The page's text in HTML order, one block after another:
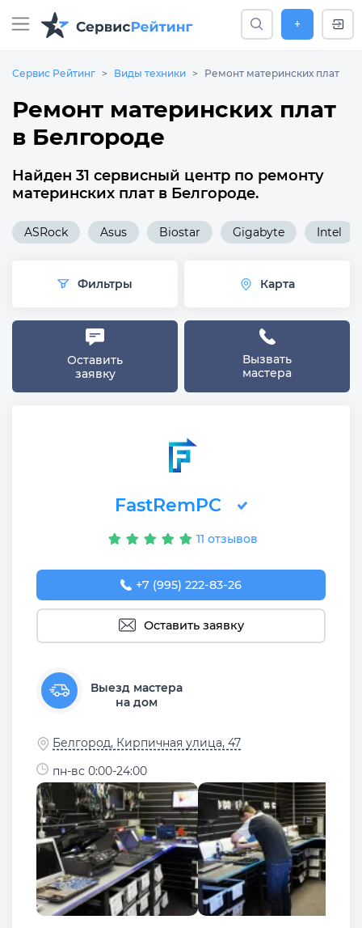
+
Сервис Рейтинг Виды техники Ремонт материнских плат
Ремонт материнских плат
в Белгороде
Найден 31 сервисный центр по ремонту
материнских плат в Белгороде.
ASRock Asus Biostar Gigabyte Intel
Фильтры Карта
Оставить
заявку
Вызвать
мастера
FastRemPC
11 отзывов
+7 (995) 222-83-26
Оставить заявку
Выезд мастера
на дом
Белгород, Кирпичная улица, 47
пн-вс 0:00-24:00